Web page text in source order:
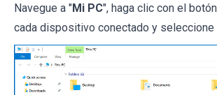
Navegue a "Mi PC", haga clic con el
cada dispositivo conectado y seleccione